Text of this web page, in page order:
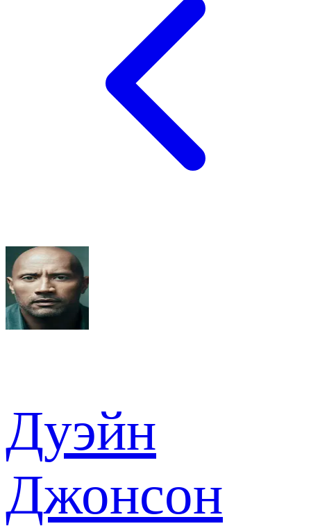
Дуэйн
Джонсон